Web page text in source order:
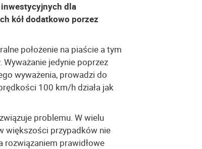
dla
kół dodatkowo porzez
położenie na piaście a tym
Wyważanie jedynie poprzez
wyważenia, prowadzi do
100 km/h działa jak
problemu. W wielu
większości przypadków nie
rozwiązaniem prawidłowe